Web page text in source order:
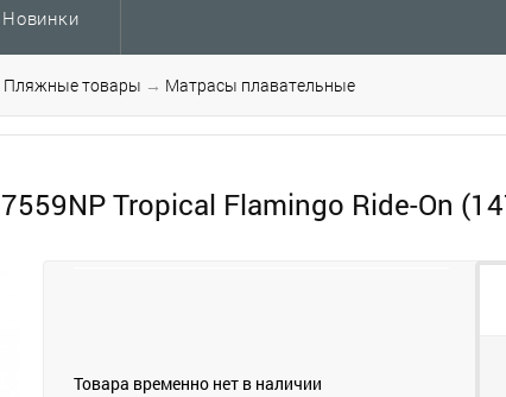
Новинки
Пляжные товары → Матрасы плавательные
Tropical Flamingo Ride-On
Товара временно нет в наличии